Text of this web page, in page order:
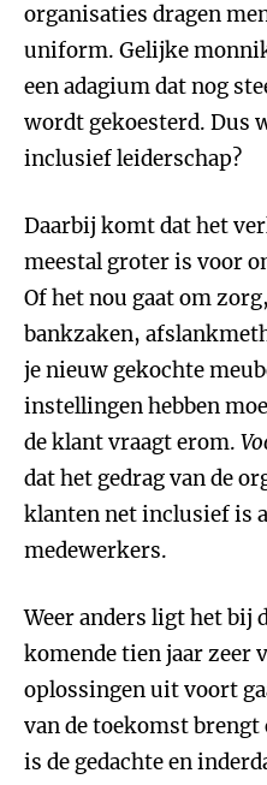
organisaties dragen
uniform. Gelijke
een adagium dat nog
wordt gekoesterd. Dus
inclusief leiderschap?
Daarbij komt dat het
meestal groter is voor
Of het nou gaat om
bankzaken,
je nieuw gekochte
instellingen hebben
de klant vraagt erom.
dat het gedrag van de
klanten net inclusief is
medewerkers.
Weer anders ligt het bij
komende tien jaar zeer
oplossingen uit voort
van de toekomst
is de gedachte en